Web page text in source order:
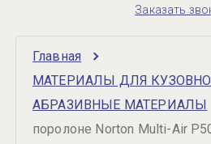
Заказать
Главная
МАТЕРИАЛЫ ДЛЯ
АБРАЗИВНЫЕ МАТЕРИАЛЫ
поролоне Norton Multi-Air